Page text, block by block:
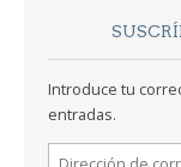
Introduce tu
entradas.
Dirección